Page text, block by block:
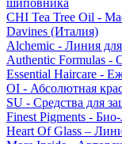
шиповника
CHI Tea Tree Oil -
Davines (Италия)
Alchemic - Линия
Authentic Formulas -
Essential Haircare -
OI - Абсолютная
SU - Средства для
Finest Pigments -
Heart Of Glass –